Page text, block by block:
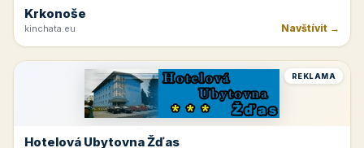
Krkonoše
kinchata.eu Navštívit →
REKLAMA
Hotelová Ubytovna Žďas